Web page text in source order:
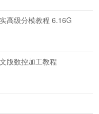
高级分模教程 6.16G
版数控加工教程